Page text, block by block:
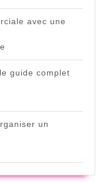
avec une
guide complet
un